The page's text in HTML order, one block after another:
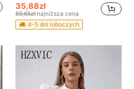
35,88zł
59,65zł najniższa cena
4-5 dni roboczych